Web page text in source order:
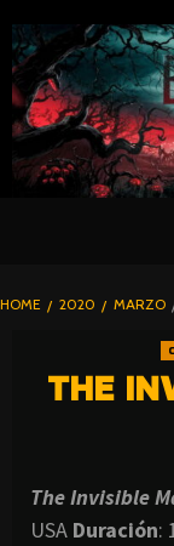
TO
CONTENT
HOME 2020 MARZO
THE
The Invisible
USA Duración: